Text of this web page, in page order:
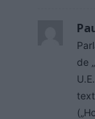
de